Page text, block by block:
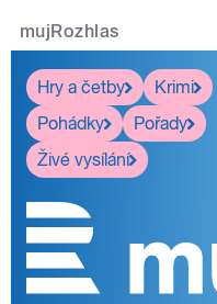
mujRozhlas
Hry a četby
Krimi
Pohádky
Pořady
Živé vysílání